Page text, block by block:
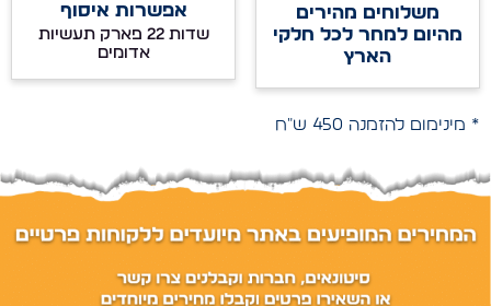
משלוחים מהירים
מהיום למחר לכל חלקי
הארץ
אפשרות איסוף
שדות 22 פארק תעשיות
אדומים
* מינימום להזמנה 450 ש"ח